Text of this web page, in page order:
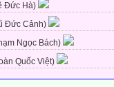
Đức Hà)
Đức Cảnh)
Ngọc Bách)
Quốc Việt)